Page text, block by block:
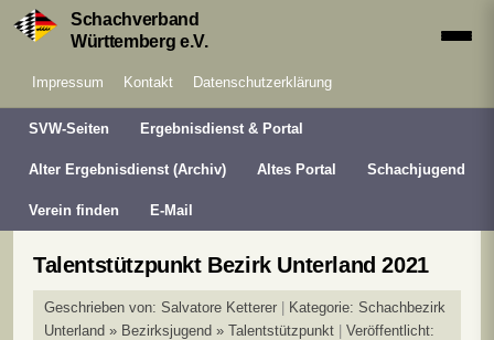
Schachverband
Württemberg e.V.
Impressum Kontakt Datenschutzerklärung
SVW-Seiten Ergebnisdienst & Portal
Alter Ergebnisdienst (Archiv) Altes Portal Schachjugend
Verein finden E-Mail
Talentstützpunkt Bezirk Unterland 2021
Geschrieben von: Salvatore Ketterer Kategorie: Schachbezirk
Unterland » Bezirksjugend » Talentstützpunkt
Veröffentlicht: